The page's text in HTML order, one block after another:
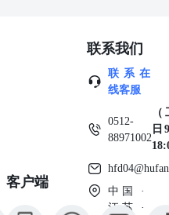
客户端
联系我们
联系在
线客服
0512-
88971002
日
中国 ·
江苏 ·